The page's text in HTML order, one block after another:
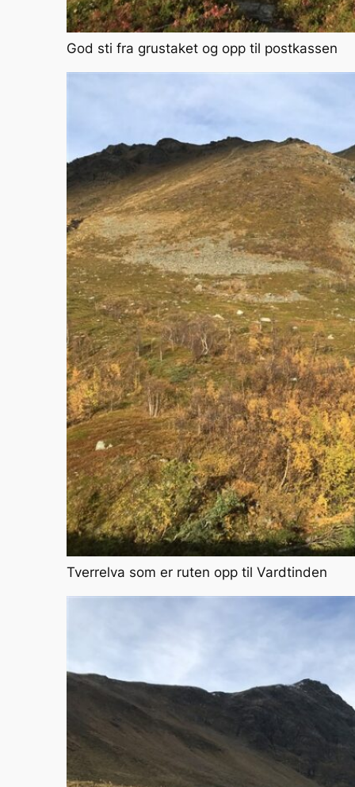
God sti fra grustaket og opp til postkassen
Tverrelva som er ruten opp til Vardtinden